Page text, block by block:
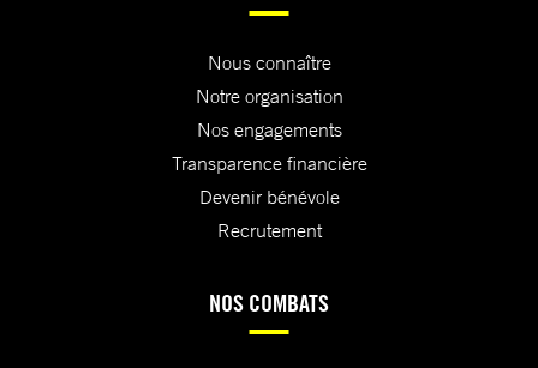
Nous connaître
Notre organisation
Nos engagements
Transparence financière
Devenir bénévole
Recrutement
NOS COMBATS